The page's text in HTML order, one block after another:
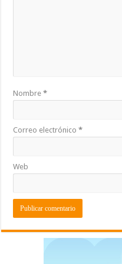
Nombre*
Correo electrónico*
Web